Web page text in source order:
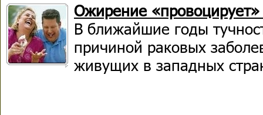
Ожирение «провоцирует»
В ближайшие годы
причиной раковых
живущих в западных